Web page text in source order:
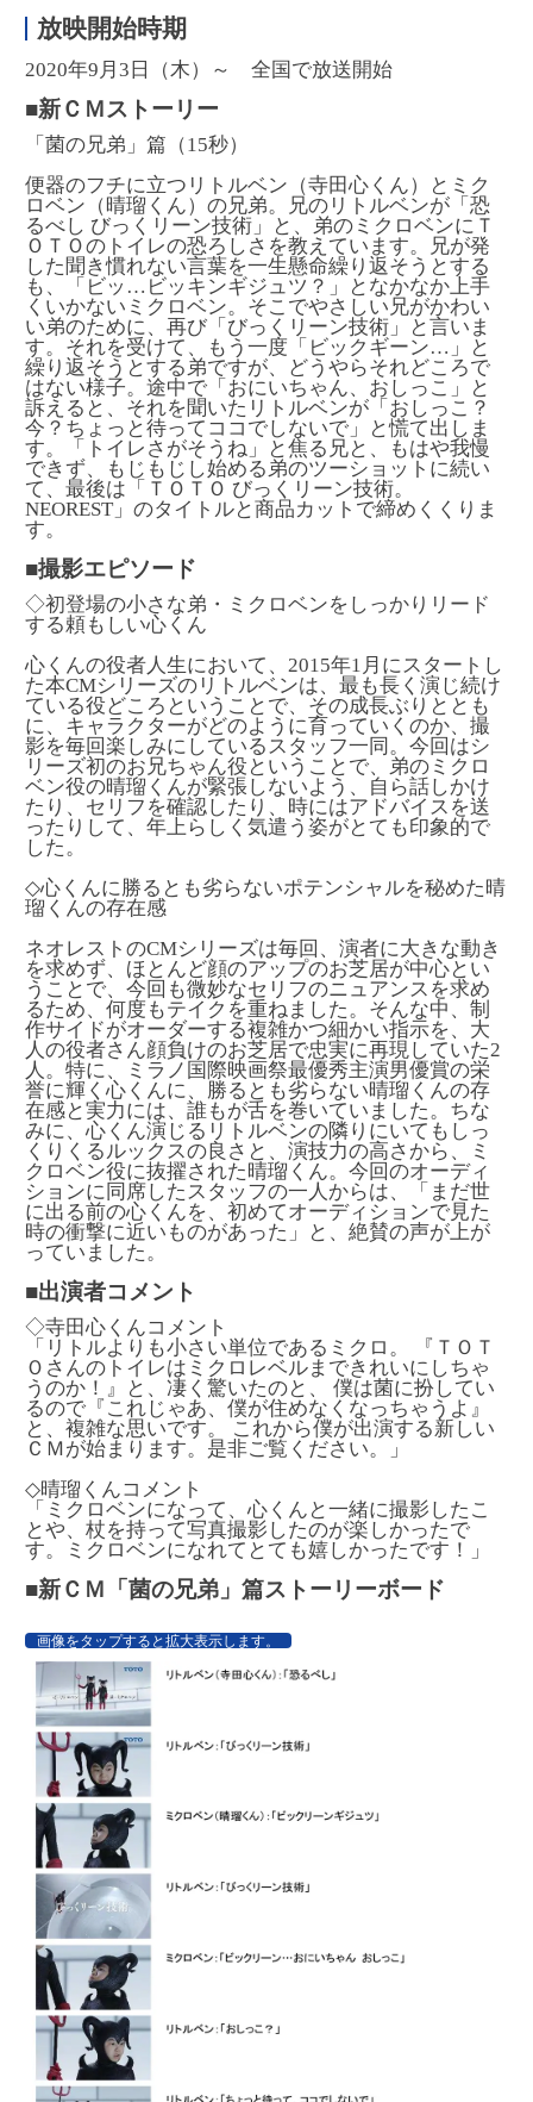
放映開始時期
2020年9月3日（木）～ 全国で放送開始
■新ＣＭストーリー
「菌の兄弟」篇（15秒）
便器のフチに立つリトルベン（寺田心くん）とミク
ロベン（晴瑠くん）の兄弟。兄のリトルベンが「恐
るべし びっくリーン技術」と、弟のミクロベンにＴ
ＯＴＯのトイレの恐ろしさを教えています。兄が発
した聞き慣れない言葉を一生懸命繰り返そうとする
も、「ビッ…ビッキンギジュツ？」となかなか上手
くいかないミクロベン。そこでやさしい兄がかわい
い弟のために、再び「びっくリーン技術」と言いま
す。それを受けて、もう一度「ビックギーン…」と
繰り返そうとする弟ですが、どうやらそれどころで
はない様子。途中で「おにいちゃん、おしっこ」と
訴えると、それを聞いたリトルベンが「おしっこ？
今？ちょっと待ってココでしないで」と慌て出しま
す。「トイレさがそうね」と焦る兄と、もはや我慢
できず、もじもじし始める弟のツーショットに続い
て、最後は「ＴＯＴＯ びっくリーン技術。
NEOREST」のタイトルと商品カットで締めくくりま
す。
■撮影エピソード
◇初登場の小さな弟・ミクロベンをしっかりリード
する頼もしい心くん
心くんの役者人生において、2015年1月にスタートし
た本CMシリーズのリトルベンは、最も長く演じ続け
ている役どころということで、その成長ぶりととも
に、キャラクターがどのように育っていくのか、撮
影を毎回楽しみにしているスタッフ一同。今回はシ
リーズ初のお兄ちゃん役ということで、弟のミクロ
ベン役の晴瑠くんが緊張しないよう、自ら話しかけ
たり、セリフを確認したり、時にはアドバイスを送
ったりして、年上らしく気遣う姿がとても印象的で
した。
◇心くんに勝るとも劣らないポテンシャルを秘めた晴
瑠くんの存在感
ネオレストのCMシリーズは毎回、演者に大きな動き
を求めず、ほとんど顔のアップのお芝居が中心とい
うことで、今回も微妙なセリフのニュアンスを求め
るため、何度もテイクを重ねました。そんな中、制
作サイドがオーダーする複雑かつ細かい指示を、大
人の役者さん顔負けのお芝居で忠実に再現していた2
人。特に、ミラノ国際映画祭最優秀主演男優賞の栄
誉に輝く心くんに、勝るとも劣らない晴瑠くんの存
在感と実力には、誰もが舌を巻いていました。ちな
みに、心くん演じるリトルベンの隣りにいてもしっ
くりくるルックスの良さと、演技力の高さから、ミ
クロベン役に抜擢された晴瑠くん。今回のオーディ
ションに同席したスタッフの一人からは、「まだ世
に出る前の心くんを、初めてオーディションで見た
時の衝撃に近いものがあった」と、絶賛の声が上が
っていました。
■出演者コメント
◇寺田心くんコメント
「リトルよりも小さい単位であるミクロ。 『ＴＯＴ
Ｏさんのトイレはミクロレベルまできれいにしちゃ
うのか！』と、凄く驚いたのと、 僕は菌に扮してい
るので『これじゃあ、僕が住めなくなっちゃうよ』
と、複雑な思いです。 これから僕が出演する新しい
ＣＭが始まります。是非ご覧ください。」
◇晴瑠くんコメント
「ミクロベンになって、心くんと一緒に撮影したこ
とや、杖を持って写真撮影したのが楽しかったで
す。ミクロベンになれてとても嬉しかったです！」
■新ＣＭ「菌の兄弟」篇ストーリーボード
画像をタップすると拡大表示します。